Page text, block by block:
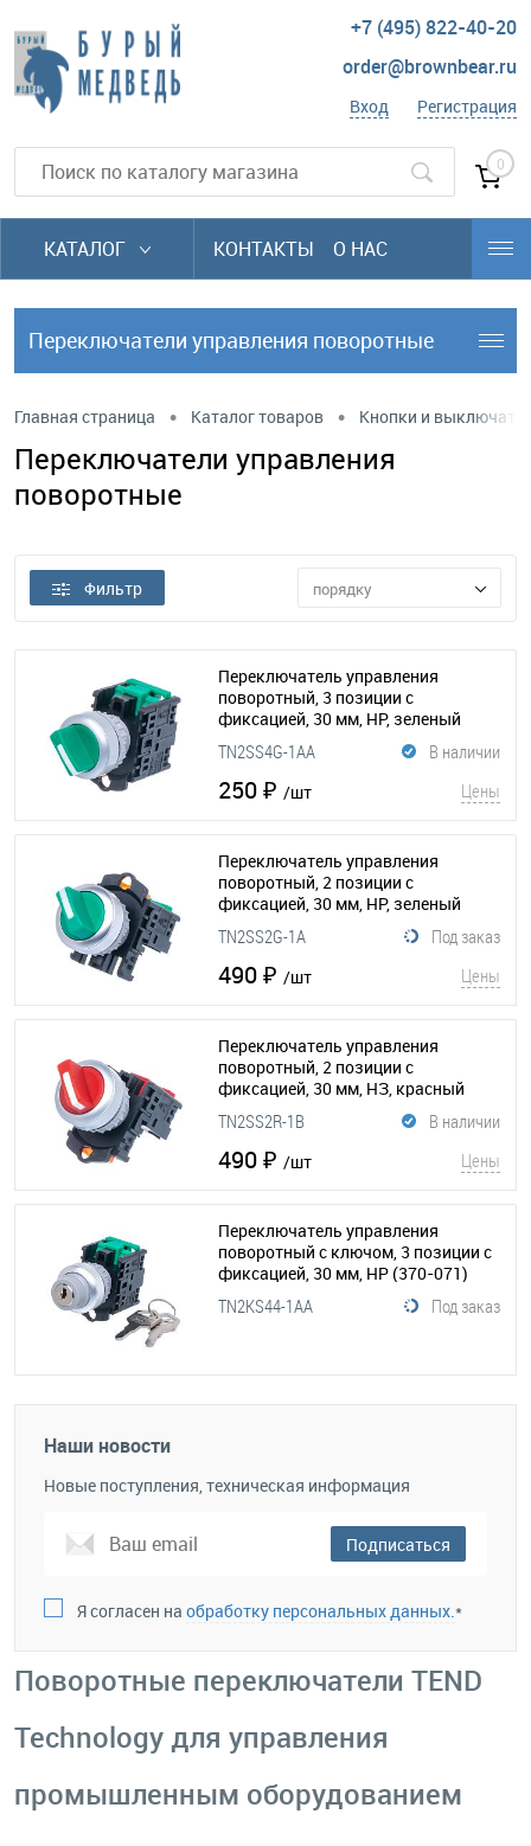
+7 (495) 822-40-20
order@brownbear.ru
Вход Регистрация
0
КАТАЛОГ КОНТАКТЫ О НАС
Переключатели управления поворотные
Главная страница • Каталог товаров • Кнопки и
Переключатели управления
поворотные
Фильтр порядку
Переключатель управления
поворотный, 3 позиции с
фиксацией, 30 мм, НP, зеленый
(370-033)
В наличии
TN2SS4G-1AA
250 ₽ /шт Цены
Переключатель управления
поворотный, 2 позиции с
фиксацией, 30 мм, НР, зеленый
(370-034)
Под заказ
TN2SS2G-1A
490 ₽ /шт Цены
Переключатель управления
поворотный, 2 позиции с
фиксацией, 30 мм, НЗ, красный
(370-035)
В наличии
TN2SS2R-1B
490 ₽ /шт Цены
Переключатель управления
поворотный с ключом, 3 позиции с
фиксацией, 30 мм, НP (370-071)
Под заказ
TN2KS44-1AA
Наши новости
Новые поступления, техническая информация
Подписаться
Я согласен на обработку персональных данных. *
Поворотные переключатели TEND
Technology для управления
промышленным оборудованием